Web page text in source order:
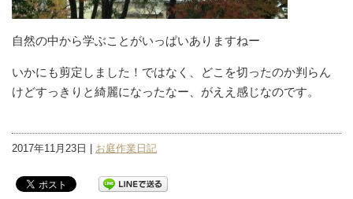
自然の中から学ぶことがいっぱいありますねー
いかにも剪定しました！ではなく、どこを切ったのか判らん
けどすっきりと綺麗になったなー、がええ感じなのです。
2017年11月23日 | お庭作業日記